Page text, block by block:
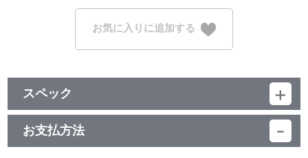
お気に入りに追加する
スペック
品番：BCTJ-3642
名称：和生菓子
生産国：日本
お支払方法